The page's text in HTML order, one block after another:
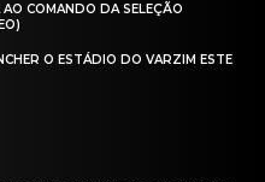
COMANDO DA SELEÇÃO
O ESTÁDIO DO VARZIM ESTE